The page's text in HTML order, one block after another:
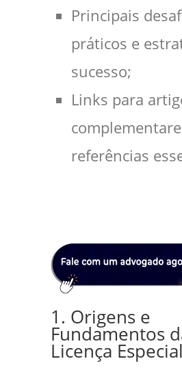
Principais
práticos e
sucesso;
Links para
referências
1. Origens e
Fundamentos
Licença Especial